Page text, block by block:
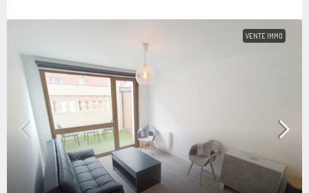
VENTE IMMO